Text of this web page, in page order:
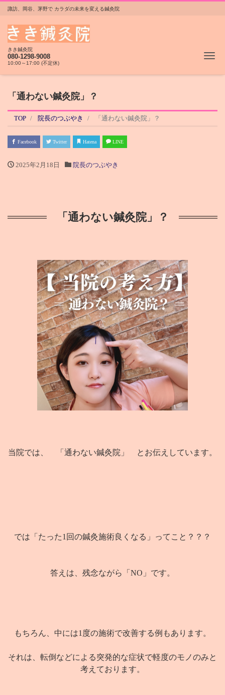
諏訪、岡谷、茅野で カラダの未来を変える鍼灸院
きき鍼灸院
080-1298-9008
10:00～17:00 (不定休)
「通わない鍼灸院」？
TOP 院長のつぶやき 「通わない鍼灸院」？
Facebook Twitter Hatena LINE
2025年2月18日 院長のつぶやき
「通わない鍼灸院」？
当院では、 「通わない鍼灸院」 とお伝えしています。
では「たった1回の鍼灸施術良くなる」ってこと？？？
答えは、残念ながら「NO」です。
もちろん、中には1度の施術で改善する例もあります。
それは、転倒などによる突発的な症状で軽度のモノのみと
考えております。